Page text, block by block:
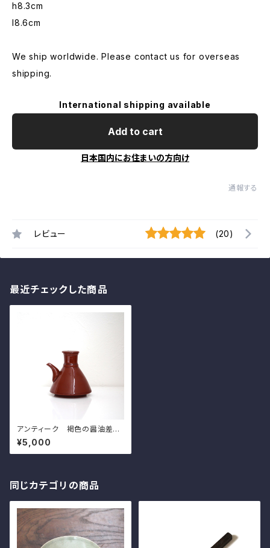
h8.3cm
l8.6cm
We ship worldwide. Please contact us for overseas
shipping.
International shipping available
Add to cart
日本国内にお住まいの方向け
通報する
レビュー (20)
最近チェックした商品
アンティーク 褐色の醤油差し
珉平焼 h8.3cm Antique Ja
panese Brown Soy Sauce
Dispenser, Minpei Ware
¥5,000
同じカテゴリの商品